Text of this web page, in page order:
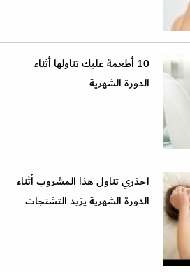
10 أطعمة عليك تناولها أثناء
الدورة الشهرية
احذري تناول هذا المشروب أثناء
الدورة الشهرية يزيد التشنجات